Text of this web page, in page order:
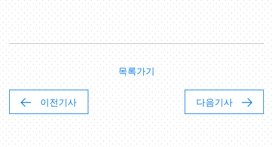
이전기사
목록가기
다음기사